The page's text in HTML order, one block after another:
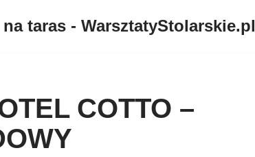
taras - WarsztatyStolarskie.pl
COTTO –